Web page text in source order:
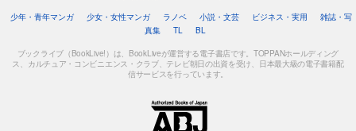
少年・青年マンガ
少女・女性マンガ ラノベ 小説・文芸 ビジネス・実用
雑誌・写
真集
TL BL
ブックライブ（BookLive!）は、BookLiveが運営する電子書店です。TOPPANホールディング
ス、カルチュア・コンビニエンス・クラブ、テレビ朝日の出資を受け、日本最大級の電子書籍配
信サービスを行っています。